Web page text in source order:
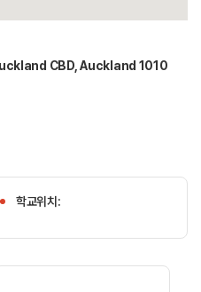
CBD, Auckland 1010
학교위치: